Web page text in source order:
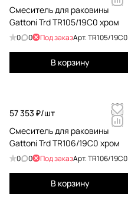
Смеситель для раковины
Gattoni Trd TR105/19C0 хром
0 0 Под заказАрт.TR105/19C0
В корзину
57 353 ₽/шт
Смеситель для раковины
Gattoni Trd TR106/19C0 хром
0 0 Под заказАрт.TR106/19C0
В корзину